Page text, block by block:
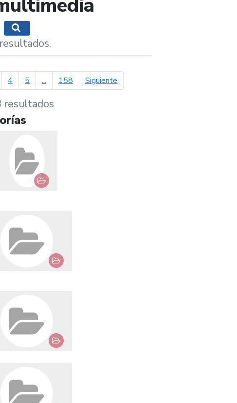
Mostrar opciones de búsqueda
4 5 ... 158 Siguientepágina siguiente
resultados